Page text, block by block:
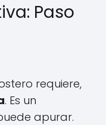
Paso
requiere,
. Es un
apurar.